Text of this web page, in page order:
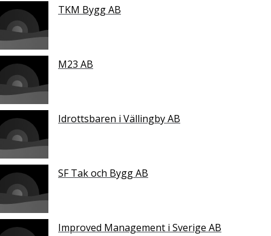
TKM Bygg AB
M23 AB
Idrottsbaren i Vällingby AB
SF Tak och Bygg AB
Improved Management i Sverige AB